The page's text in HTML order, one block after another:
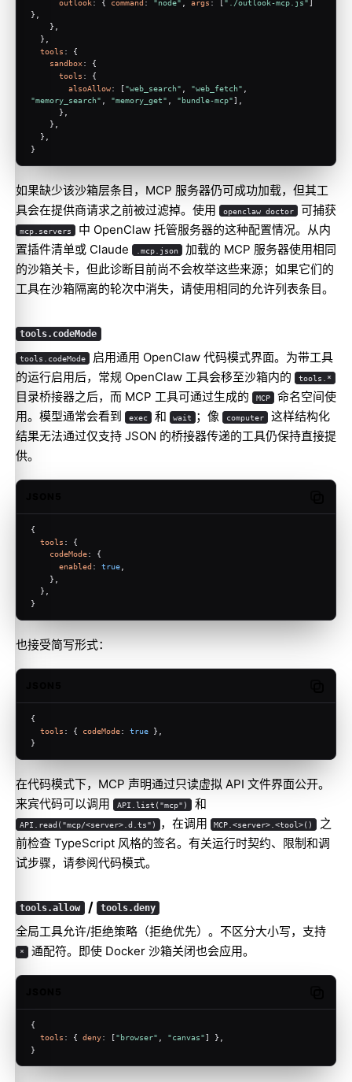
outlook: { command : "node" args : [ "./outlook-mcp.js"
},
    },
  },
tools : {
sandbox: {
tools : {
alsoAllow: ["web_search" "web_fetch"
"memory_search"
"memory_get" "bundle-mcp"],
      },
    },
  },
}
如果缺少该沙箱层条目，MCP 服务器仍可成功加载，但其工
具会在提供商请求之前被过滤掉。使用
openclaw doctor 可捕获
mcp.servers 中 OpenClaw 托管服务器的这种配置情况。从内
置插件清单或 Claude
.mcp.json 加载的 MCP 服务器使用相同
的沙箱关卡，但此诊断目前尚不会枚举这些来源；如果它们的
工具在沙箱隔离的轮次中消失，请使用相同的允许列表条目。
tools.codeMode
tools.codeMode 启用通用 OpenClaw 代码模式界面。为带工具
的运行启用后，常规 OpenClaw 工具会移至沙箱内的
tools.*
目录桥接器之后，而 MCP 工具可通过生成的 MCP 命名空间使
用。模型通常会看到
exec 和 wait ；像 computer 这样结构化
结果无法通过仅支持 JSON 的桥接器传递的工具仍保持直接提
供。
{
tools : {
codeMode: {
enabled : true
    },
  },
}
也接受简写形式：
{
tools : { codeMode: true },
}
在代码模式下，MCP 声明通过只读虚拟 API 文件界面公开。
来宾代码可以调用
API.list("mcp") 和
API.read("mcp/<server>.d.ts") ，在调用 MCP.<server>.<tool>()
之
前检查 TypeScript 风格的签名。有关运行时契约、限制和调
试步骤，请参阅代码模式。
tools.allow / tools.deny
全局工具允许/拒绝策略（拒绝优先）。不区分大小写，支持
* 通配符。即使 Docker 沙箱关闭也会应用。
{
tools : { deny: ["browser" "canvas"] },
}